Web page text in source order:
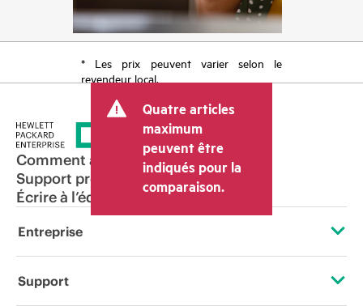
* Les prix peuvent varier selon le
revendeur local.
Quatre articles
maximum
peuvent être
indiqués pour la
comparaison.
Comment acheter
Support produit
Écrire à l’équipe commerciale
Entreprise
À propos de HPE
Support